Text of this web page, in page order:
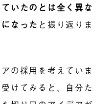
いたのとは全く異な
なった と振り返りま
の採用を考えていま
けてみると、自分た